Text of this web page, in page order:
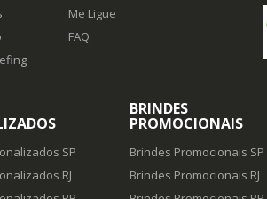
Me Ligue
FAQ
SP
RJ
BRINDES
PROMOCIONAIS
Brindes Promocionais SP
Brindes Promocionais RJ